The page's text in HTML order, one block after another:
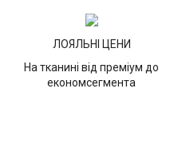
ЛОЯЛЬНІ ЦЕНИ
На тканині від преміум до
економсегмента